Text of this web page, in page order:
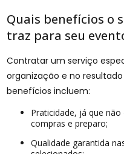
Quais benefícios o
traz para seu
Contratar um serviço
organização e no
benefícios incluem:
Praticidade, já que não é preciso se preocupar com
compras e preparo;
Qualidade garantida nas carnes e ingredientes